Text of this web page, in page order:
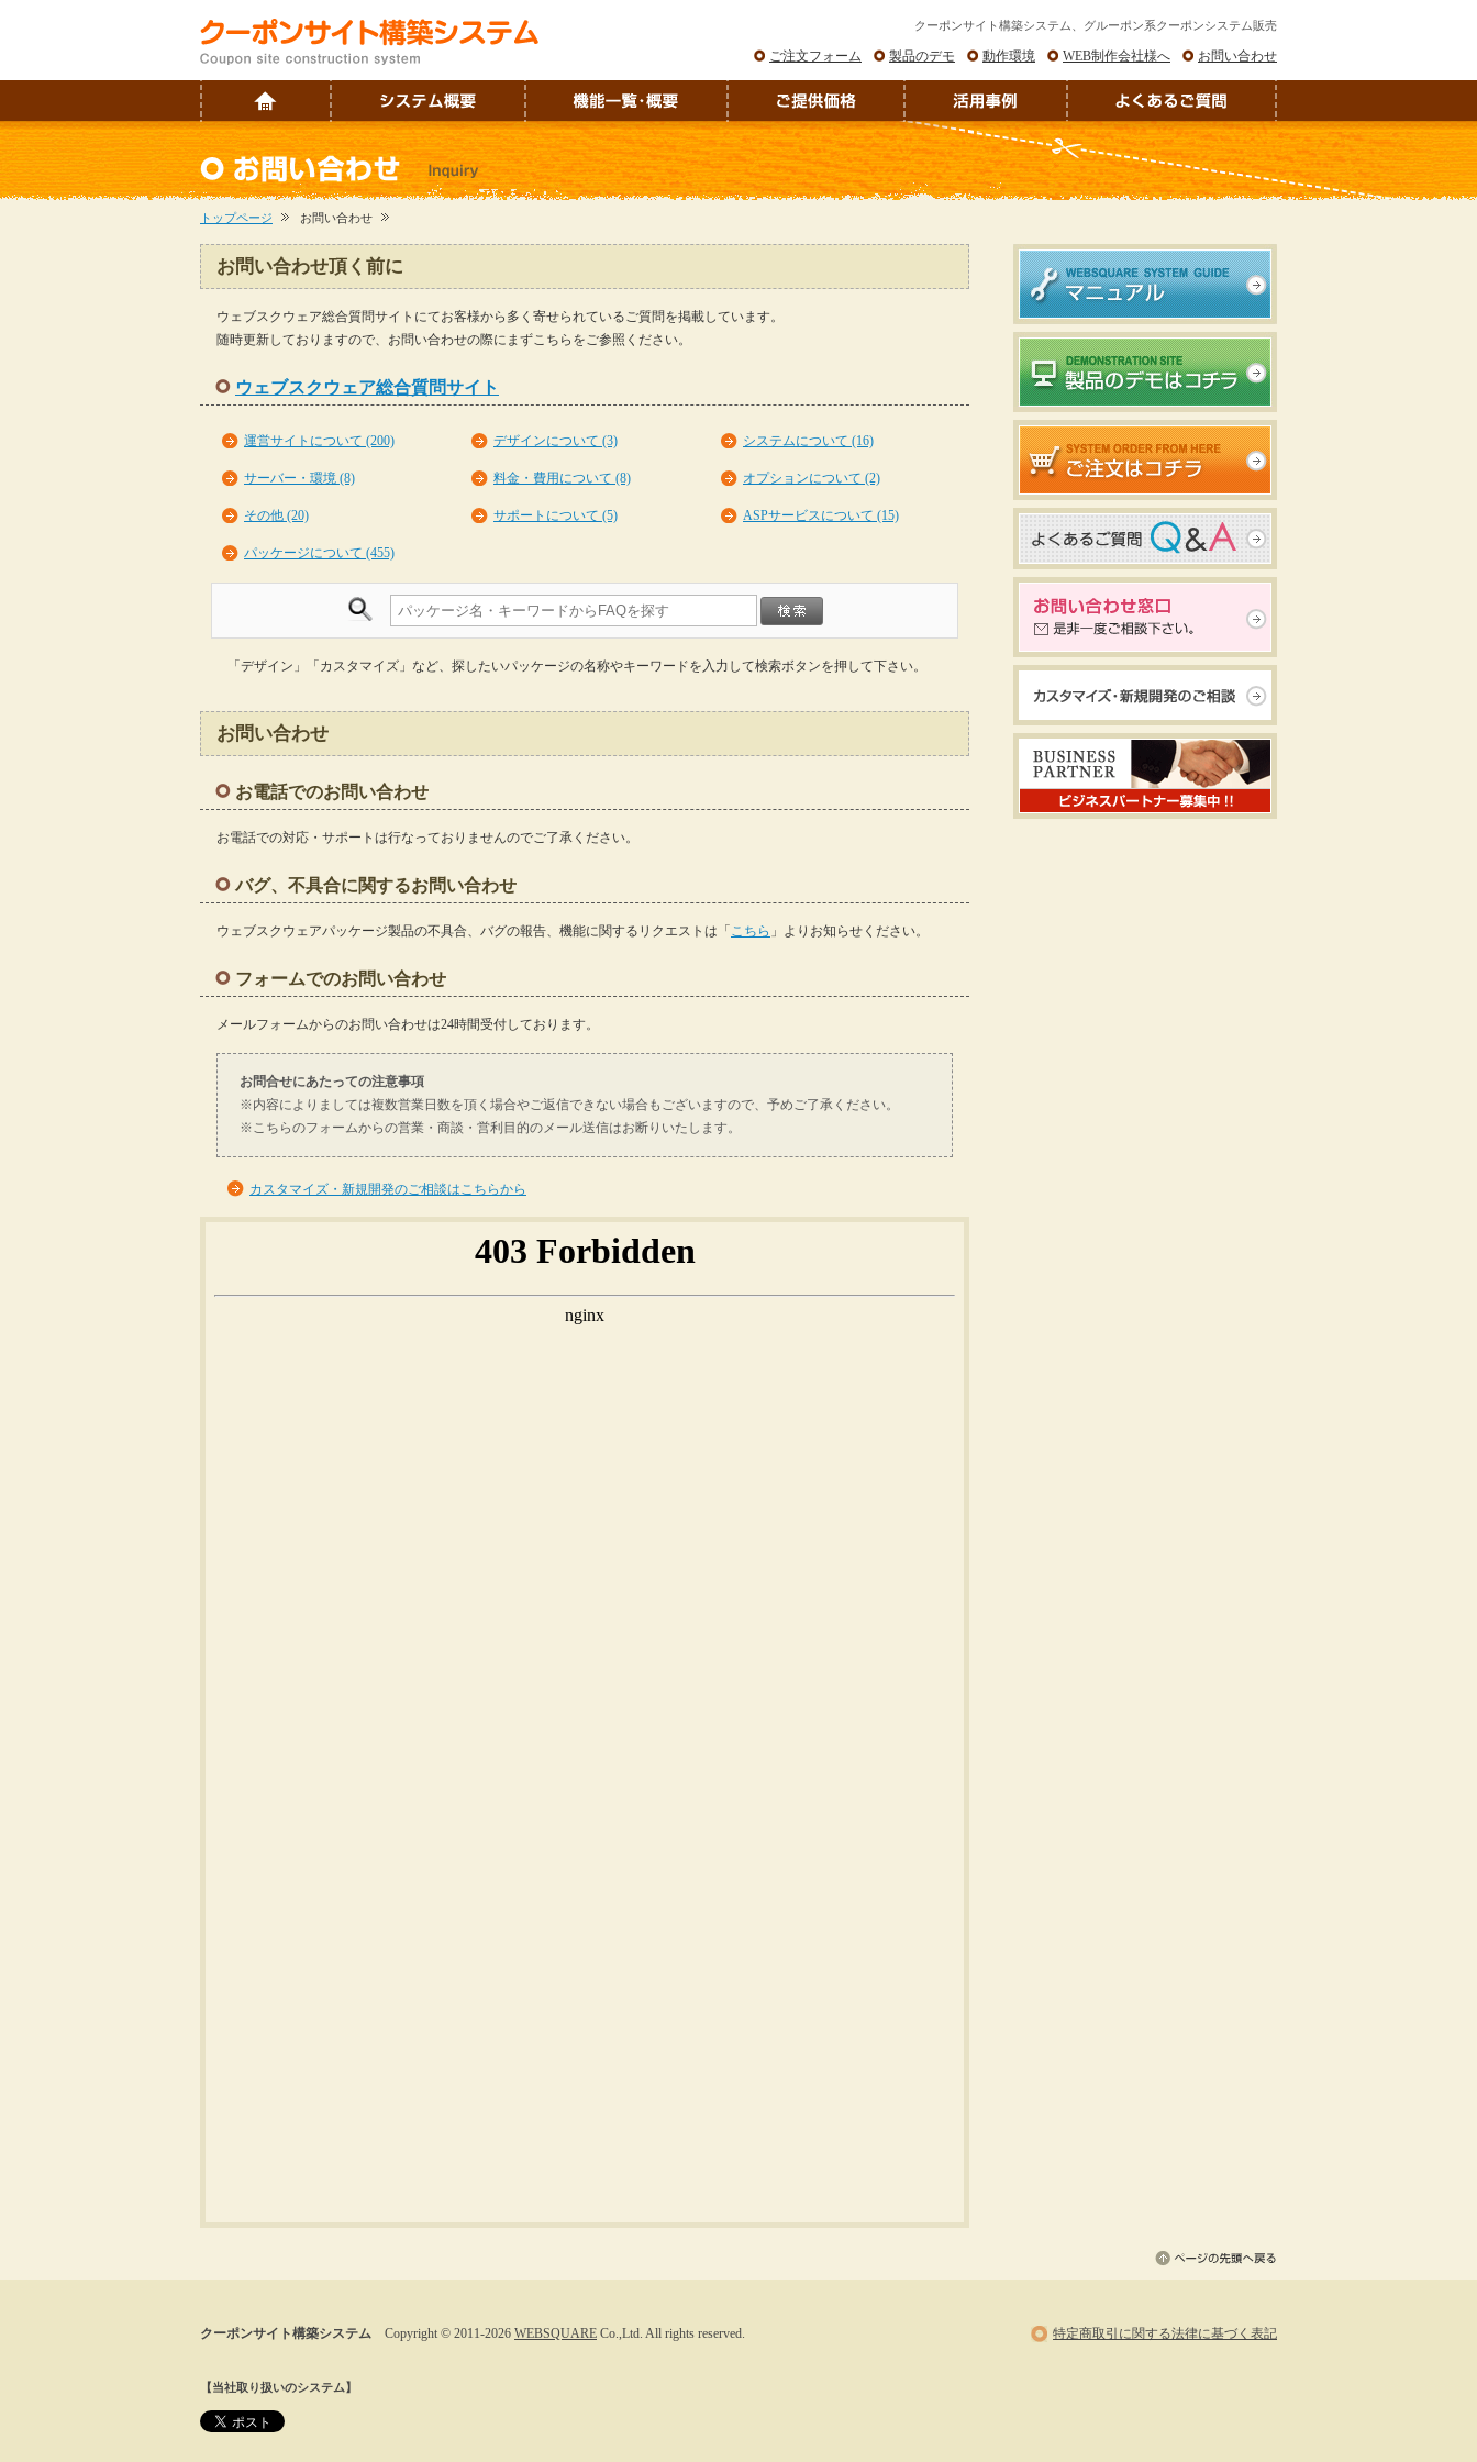
クーポンサイト構築システム、グルーポン系クーポンシステム販売
ご注文フォーム 製品のデモ 動作環境 WEB制作会社様へ お問い合わせ
トップページ お問い合わせ
お問い合わせ頂く前に
ウェブスクウェア総合質問サイトにてお客様から多く寄せられているご質問を掲載しています。
随時更新しておりますので、お問い合わせの際にまずこちらをご参照ください。
ウェブスクウェア総合質問サイト
運営サイトについて (200) デザインについて (3) システムについて (16)
サーバー・環境 (8) 料金・費用について (8) オプションについて (2)
その他 (20) サポートについて (5) ASPサービスについて (15)
パッケージについて (455)
「デザイン」「カスタマイズ」など、探したいパッケージの名称やキーワードを入力して検索ボタンを押して下さい。
お問い合わせ
お電話でのお問い合わせ
お電話での対応・サポートは行なっておりませんのでご了承ください。
バグ、不具合に関するお問い合わせ
ウェブスクウェアパッケージ製品の不具合、バグの報告、機能に関するリクエストは「 こちら 」よりお知らせください。
フォームでのお問い合わせ
メールフォームからのお問い合わせは24時間受付しております。
お問合せにあたっての注意事項
※内容によりましては複数営業日数を頂く場合やご返信できない場合もございますので、予めご了承ください。
※こちらのフォームからの営業・商談・営利目的のメール送信はお断りいたします。
カスタマイズ・新規開発のご相談はこちらから
クーポンサイト構築システム Copyright © 2011-2026 WEBSQUARE Co.,Ltd. All rights reserved. 特定商取引に関する法律に基づく表記
【当社取り扱いのシステム】